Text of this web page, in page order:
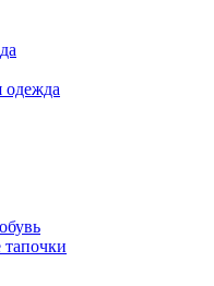
одежда